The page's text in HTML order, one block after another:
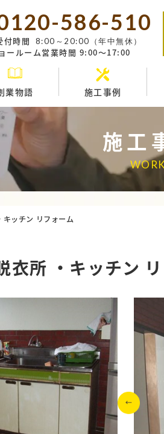
586-510
付時間 8:00～20:00（年中無休）
ールーム営業時間 9:00～17:00
業物語 施工事例
施工
ッチン リフォーム
所 ・キッチン